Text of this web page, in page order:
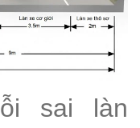
sai làn